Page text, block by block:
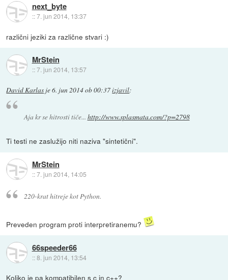
next_byte
::7. jun 2014, 13:37
različni jeziki za različne stvari :)
MrStein
::7. jun 2014, 13:57
David Karlas je6. jun 2014 ob 00:37izjavil:
Aja kr se hitrosti tiče... http://www.splasmata.com/?p=2798
Ti testi ne zaslužijo niti naziva "sintetični".
MrStein
::7. jun 2014, 14:05
220-krat hitreje kot Python.
Preveden program proti interpretiranemu?
66speeder66
::8. jun 2014, 13:54
Koliko je pa kompatibilen s c in c++?